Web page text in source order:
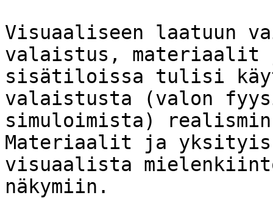
Visuaaliseen laatuun
valaistus, materiaalit
sisätiloissa tulisi
valaistusta (valon
simuloimista)
Materiaalit ja
visuaalista
näkymiin.